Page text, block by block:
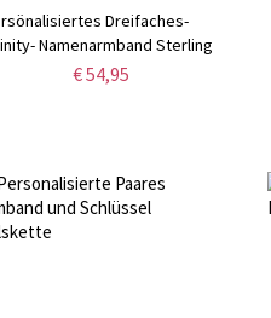
Dreifaches-
Namenarmband Sterling
€ 54,95